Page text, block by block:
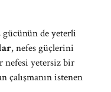
gücünün de yeterli
, nefes güçlerini
nefesi yetersiz bir
çalışmanın istenen